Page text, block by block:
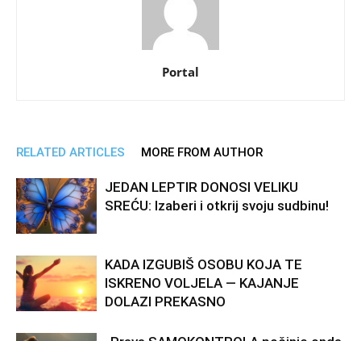
Portal
RELATED ARTICLES MORE FROM AUTHOR
JEDAN LEPTIR DONOSI VELIKU
SREĆU: Izaberi i otkrij svoju sudbinu!
KADA IZGUBIŠ OSOBU KOJA TE
ISKRENO VOLJELA — KAJANJE
DOLAZI PREKASNO